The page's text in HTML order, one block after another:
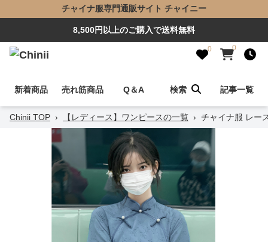
チャイナ服専門通販サイト チャイニー
8,500円以上のご購入で送料無料
0 0
新着商品 売れ筋商品 Q＆A 検索 記事一覧
Chinii TOP › 【レディース】ワンピースの一覧 › チャイナ服 レー